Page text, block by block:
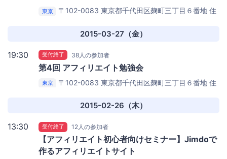
東京
〒102-0083 東京都千代田区麹町三丁目６番地 住
ションズ 6Fセミナールーム
2015-03-27（金）
19:30 受付終了 38人の参加者
第4回 アフィリエイト勉強会
東京
〒102-0083 東京都千代田区麹町三丁目６番地 住
ションズ 6Fセミナールーム
2015-02-26（木）
13:30 受付終了 12人の参加者
【アフィリエイト初心者向けセミナー】Jimdoで
作るアフィリエイトサイト